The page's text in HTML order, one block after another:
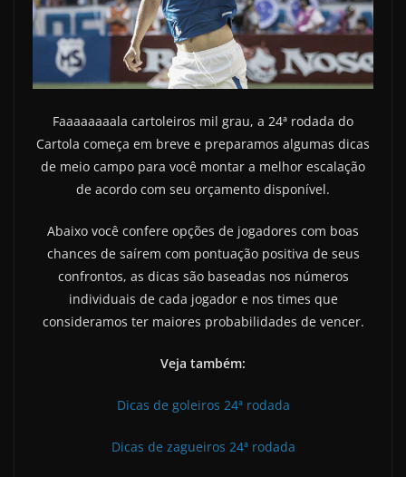
Faaaaaaaala cartoleiros mil grau, a 24ª rodada do
Cartola começa em breve e preparamos algumas dicas
de meio campo para você montar a melhor escalação
de acordo com seu orçamento disponível.
Abaixo você confere opções de jogadores com boas
chances de saírem com pontuação positiva de seus
confrontos, as dicas são baseadas nos números
individuais de cada jogador e nos times que
consideramos ter maiores probabilidades de vencer.
Veja também:
Dicas de goleiros 24ª rodada
Dicas de zagueiros 24ª rodada